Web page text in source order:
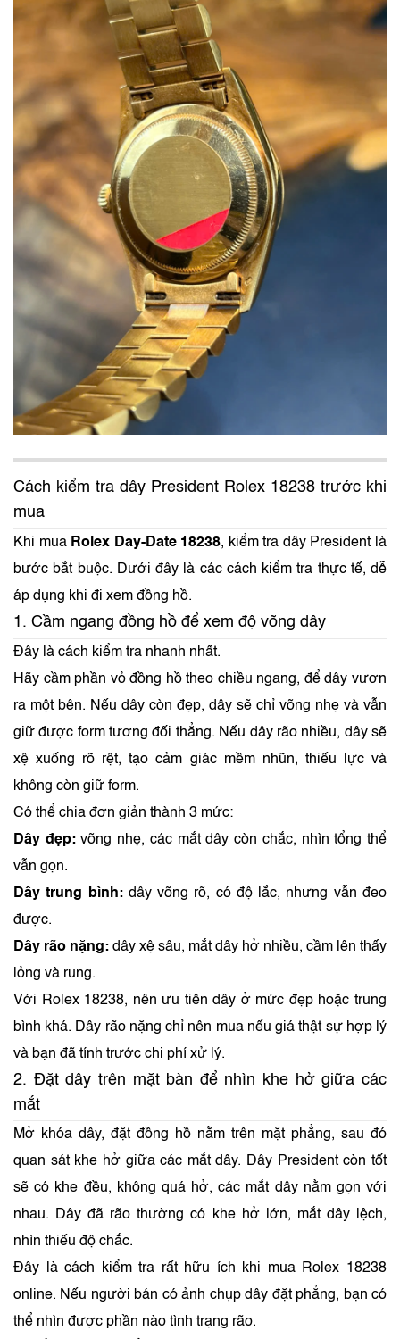
Cách kiểm tra dây President Rolex 18238 trước khi
mua
Khi mua Rolex Day-Date 18238, kiểm tra dây President là
bước bắt buộc. Dưới đây là các cách kiểm tra thực tế, dễ
áp dụng khi đi xem đồng hồ.
1. Cầm ngang đồng hồ để xem độ võng dây
Đây là cách kiểm tra nhanh nhất.
Hãy cầm phần vỏ đồng hồ theo chiều ngang, để dây vươn
ra một bên. Nếu dây còn đẹp, dây sẽ chỉ võng nhẹ và vẫn
giữ được form tương đối thẳng. Nếu dây rão nhiều, dây sẽ
xệ xuống rõ rệt, tạo cảm giác mềm nhũn, thiếu lực và
không còn giữ form.
Có thể chia đơn giản thành 3 mức:
Dây đẹp:võng nhẹ, các mắt dây còn chắc, nhìn tổng thể
vẫn gọn.
Dây trung bình:dây võng rõ, có độ lắc, nhưng vẫn đeo
được.
Dây rão nặng: dây xệ sâu, mắt dây hở nhiều, cầm lên thấy
lỏng và rung.
Với Rolex 18238, nên ưu tiên dây ở mức đẹp hoặc trung
bình khá. Dây rão nặng chỉ nên mua nếu giá thật sự hợp lý
và bạn đã tính trước chi phí xử lý.
2. Đặt dây trên mặt bàn để nhìn khe hở giữa các
mắt
Mở khóa dây, đặt đồng hồ nằm trên mặt phẳng, sau đó
quan sát khe hở giữa các mắt dây. Dây President còn tốt
sẽ có khe đều, không quá hở, các mắt dây nằm gọn với
nhau. Dây đã rão thường có khe hở lớn, mắt dây lệch,
nhìn thiếu độ chắc.
Đây là cách kiểm tra rất hữu ích khi mua Rolex 18238
online. Nếu người bán có ảnh chụp dây đặt phẳng, bạn có
thể nhìn được phần nào tình trạng rão.